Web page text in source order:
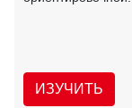
ИЗУЧИТЬ